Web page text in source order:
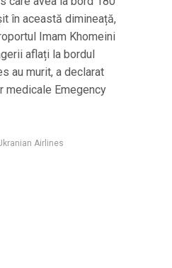
în această dimineață,
Imam Khomeini
aflați la bordul
au murit, a declarat
medicale Emegency
Airlines